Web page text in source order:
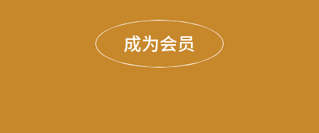
成为会员